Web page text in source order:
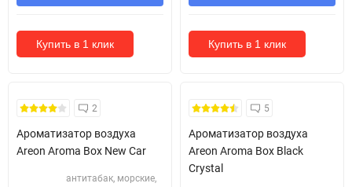
Купить в 1 клик Купить в 1 клик
2
Ароматизатор воздуха
Areon Aroma Box New Car
антитабак, морские,
5
Ароматизатор воздуха
Areon Aroma Box Black
Crystal